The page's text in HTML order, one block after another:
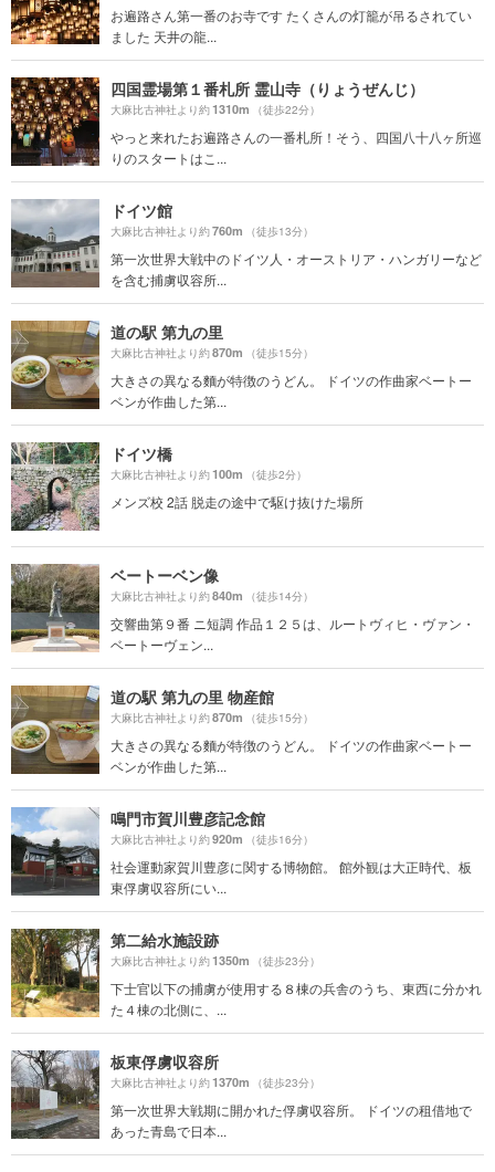
お遍路さん第一番のお寺です たくさんの灯籠が吊るされてい
ました 天井の龍...
四国霊場第１番札所 霊山寺（りょうぜんじ）
大麻比古神社より約1310m （徒歩22分）
やっと来れたお遍路さんの一番札所！そう、四国八十八ヶ所巡
りのスタートはこ...
ドイツ館
大麻比古神社より約760m （徒歩13分）
第一次世界大戦中のドイツ人・オーストリア・ハンガリーなど
を含む捕虜収容所...
道の駅 第九の里
大麻比古神社より約870m （徒歩15分）
大きさの異なる麵が特徴のうどん。 ドイツの作曲家ベートー
ベンが作曲した第...
ドイツ橋
大麻比古神社より約100m （徒歩2分）
メンズ校 2話 脱走の途中で駆け抜けた場所
ベートーベン像
大麻比古神社より約840m （徒歩14分）
交響曲第９番 ニ短調 作品１２５は、ルートヴィヒ・ヴァン・
ベートーヴェン...
道の駅 第九の里 物産館
大麻比古神社より約870m （徒歩15分）
大きさの異なる麵が特徴のうどん。 ドイツの作曲家ベートー
ベンが作曲した第...
鳴門市賀川豊彦記念館
大麻比古神社より約920m （徒歩16分）
社会運動家賀川豊彦に関する博物館。 館外観は大正時代、板
東俘虜収容所にい...
第二給水施設跡
大麻比古神社より約1350m （徒歩23分）
下士官以下の捕虜が使用する８棟の兵舎のうち、東西に分かれ
た４棟の北側に、...
板東俘虜収容所
大麻比古神社より約1370m （徒歩23分）
第一次世界大戦期に開かれた俘虜収容所。 ドイツの租借地で
あった青島で日本...